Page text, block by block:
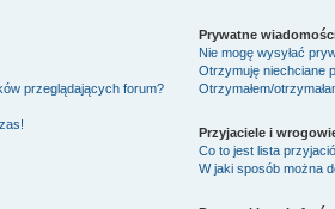
przeglądających forum?
Prywatne
Nie mogę wysyłać
Otrzymuję niechciane
Otrzymałem/
Przyjaciele i
Co to jest lista
W jaki sposób można